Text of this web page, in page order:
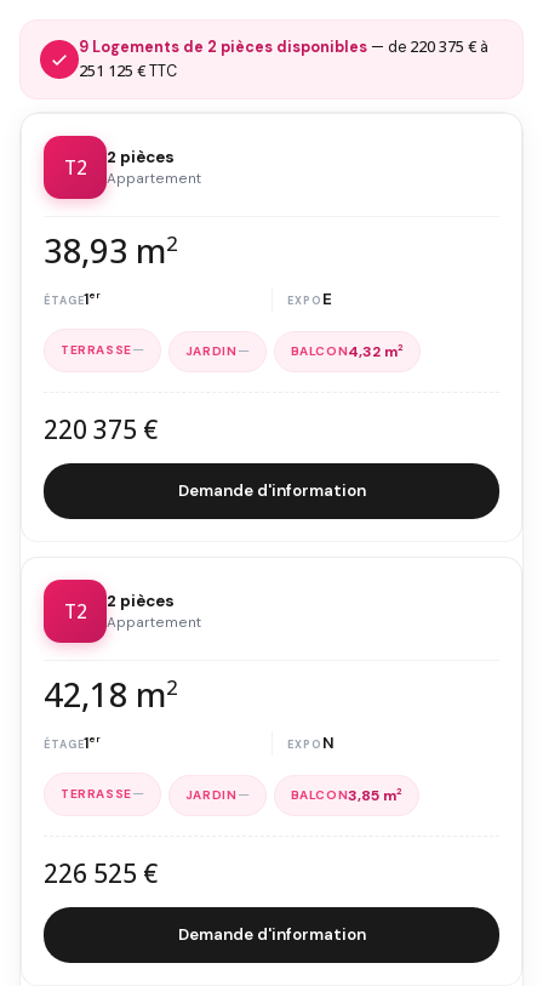
9 Logements de 2 pièces disponibles — de 220 375 € à
251 125 €TTC
T2 2 pièces
Appartement
38,93 m2
1er E
— — 4,32 m2
220 375 €
Demande d'information
T2 2 pièces
Appartement
42,18 m2
1er N
— — 3,85 m2
226 525 €
Demande d'information